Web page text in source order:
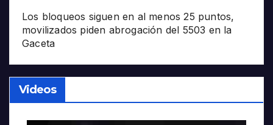
Los bloqueos siguen en al menos 25 puntos,
movilizados piden abrogación del 5503 en la
Gaceta
Videos